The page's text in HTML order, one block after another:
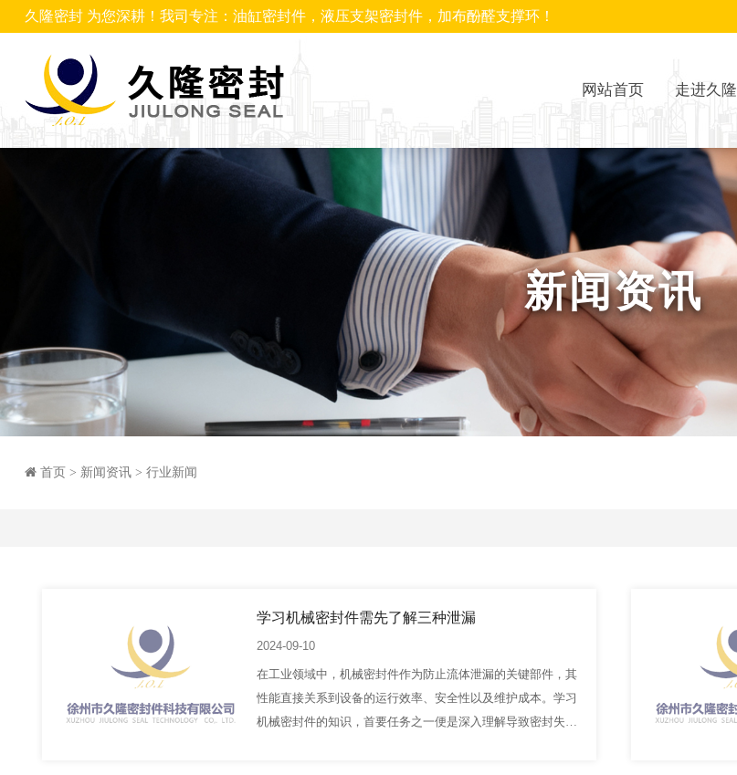
久隆密封 为您深耕！我司专注：油缸密封件，液压支架密封件，加布酚醛支撑环！
网站首页 走进久隆
新闻资讯
首页 > 新闻资讯> 行业新闻
学习机械密封件需先了解三种泄漏
2024-09-10
在工业领域中，机械密封件作为防止流体泄漏的关键部件，其
性能直接关系到设备的运行效率、安全性以及维护成本。学习
机械密封件的知识，首要任务之一便是深入理解导致密封失效